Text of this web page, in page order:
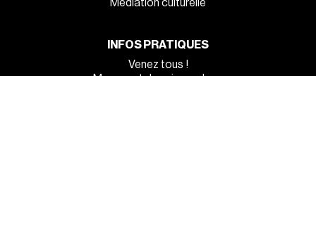
Médiation culturelle
INFOS PRATIQUES
Venez tous !
Manger et dormir sur place